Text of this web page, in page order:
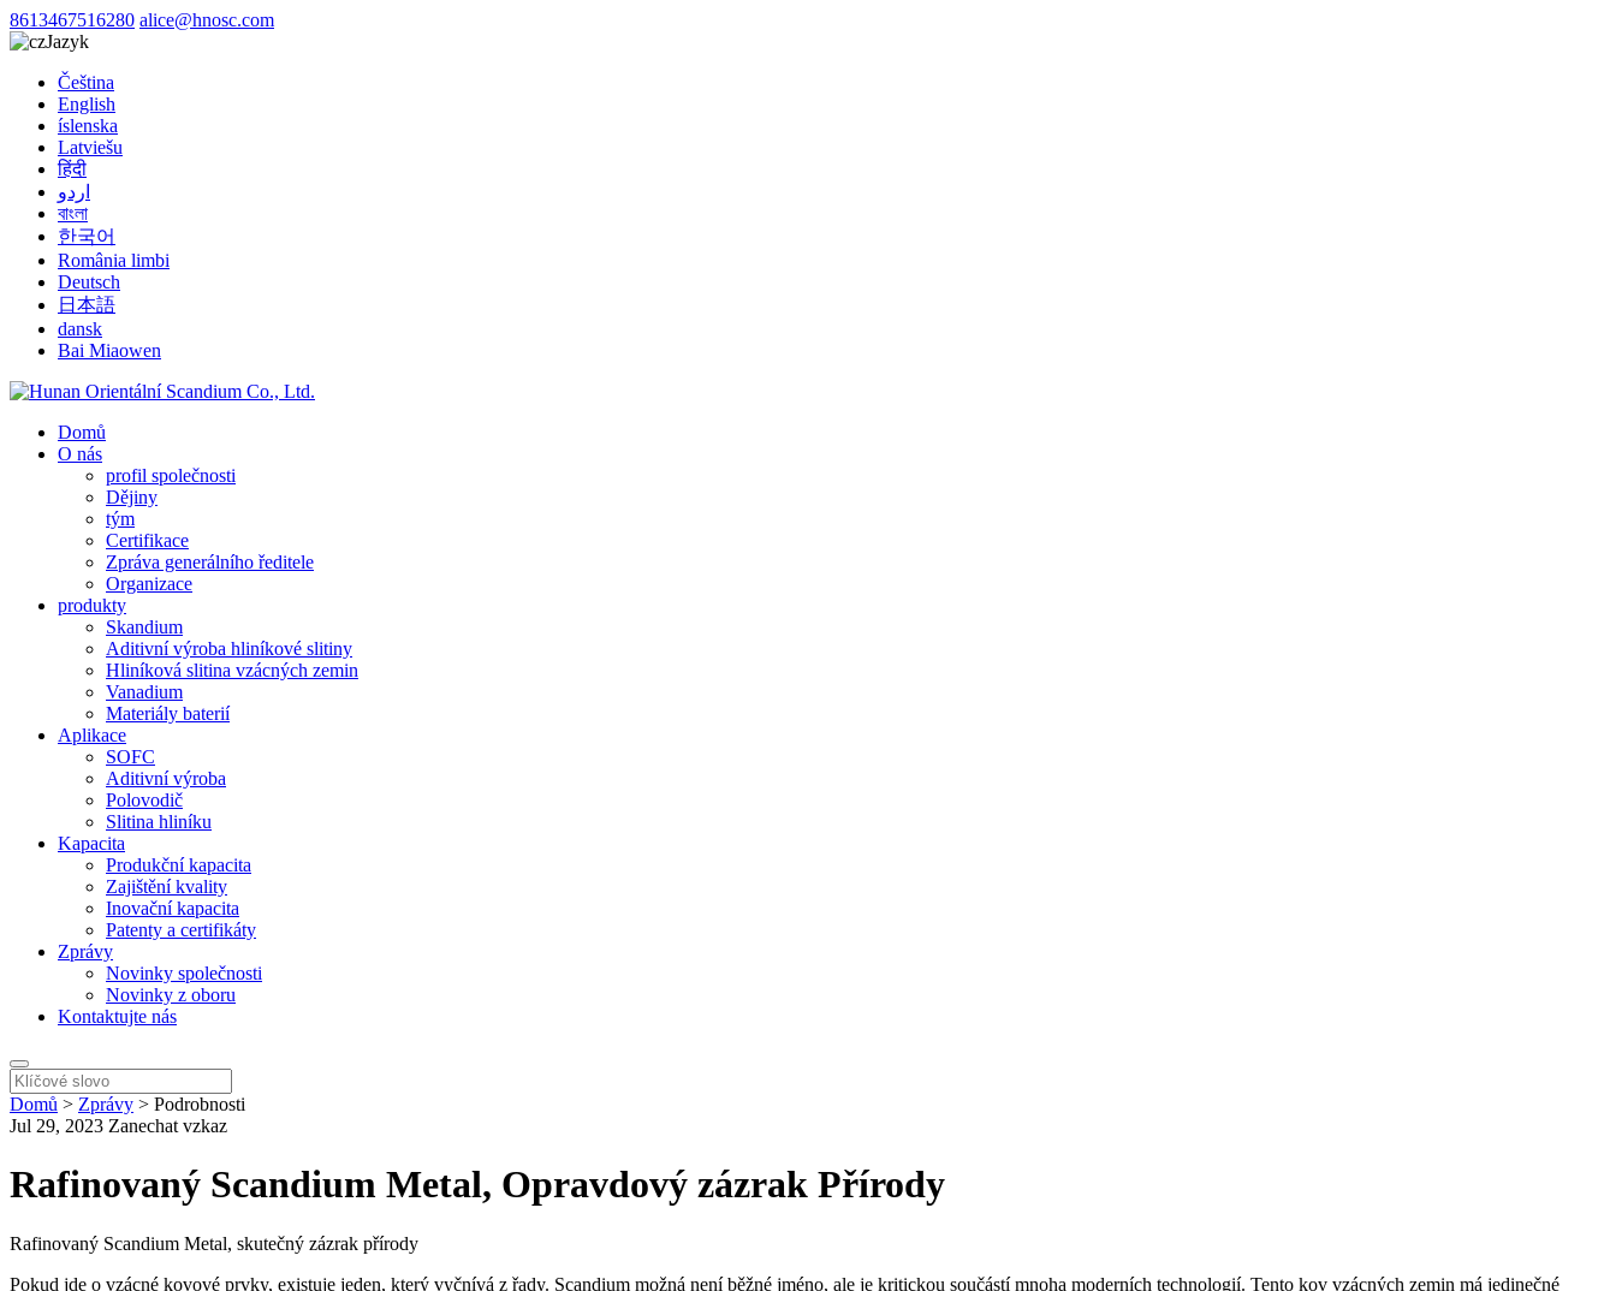
8613467516280 alice@hnosc.com
Jazyk
Čeština
English
íslenska
Latviešu
हिंदी
اردو
বাংলা
한국어
România limbi
Deutsch
日本語
dansk
Bai Miaowen
Domů
O nás
profil společnosti
Dějiny
tým
Certifikace
Zpráva generálního ředitele
Organizace
produkty
Skandium
Aditivní výroba hliníkové slitiny
Hliníková slitina vzácných zemin
Vanadium
Materiály baterií
Aplikace
SOFC
Aditivní výroba
Polovodič
Slitina hliníku
Kapacita
Produkční kapacita
Zajištění kvality
Inovační kapacita
Patenty a certifikáty
Zprávy
Novinky společnosti
Novinky z oboru
Kontaktujte nás
Domů > Zprávy > Podrobnosti
Jul 29, 2023 Zanechat vzkaz
Rafinovaný Scandium Metal, Opravdový zázrak Přírody
Rafinovaný Scandium Metal, skutečný zázrak přírody
Pokud jde o vzácné kovové prvky, existuje jeden, který vyčnívá z řady. Scandium možná není běžné jméno, ale je kritickou součástí mnoha moderních technologií. Tento kov vzácných zemin má jedinečné